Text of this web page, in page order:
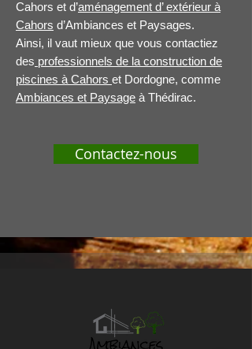
Cahors et d’aménagement d’ extérieur à
Cahors d’Ambiances et Paysages.
Ainsi, il vaut mieux que vous contactiez
des professionnels de la construction de
piscines à Cahors et Dordogne, comme
Ambiances et Paysage à Thédirac.
Contactez-nous